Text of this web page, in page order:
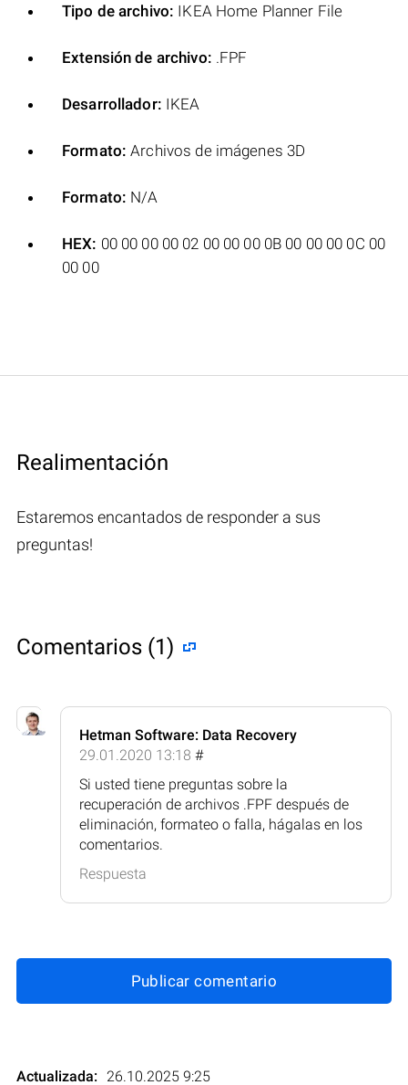
Tipo de archivo: IKEA Home Planner File
Extensión de archivo: .FPF
Desarrollador: IKEA
Formato: Archivos de imágenes 3D
Formato: N/A
HEX: 00 00 00 00 02 00 00 00 0B 00 00 00 0C 00
00 00
Realimentación
Estaremos encantados de responder a sus
preguntas!
Comentarios (1)
Hetman Software: Data Recovery
29.01.2020 13:18 #
Si usted tiene preguntas sobre la
recuperación de archivos .FPF después de
eliminación, formateo o falla, hágalas en los
comentarios.
Respuesta
Publicar comentario
Actualizada: 26.10.2025 9:25